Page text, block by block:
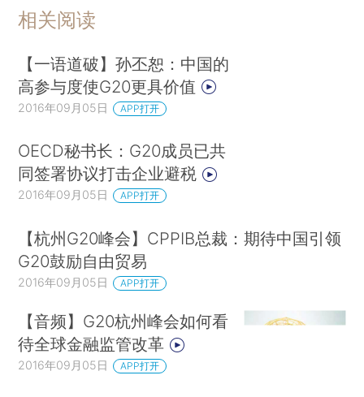
相关阅读
【一语道破】孙丕恕：中国的
高参与度使G20更具价值
2016年09月05日 APP打开
OECD秘书长：G20成员已共
同签署协议打击企业避税
2016年09月05日 APP打开
【杭州G20峰会】CPPIB总裁：期待中国引领
G20鼓励自由贸易
2016年09月05日 APP打开
【音频】G20杭州峰会如何看
待全球金融监管改革
2016年09月05日 APP打开